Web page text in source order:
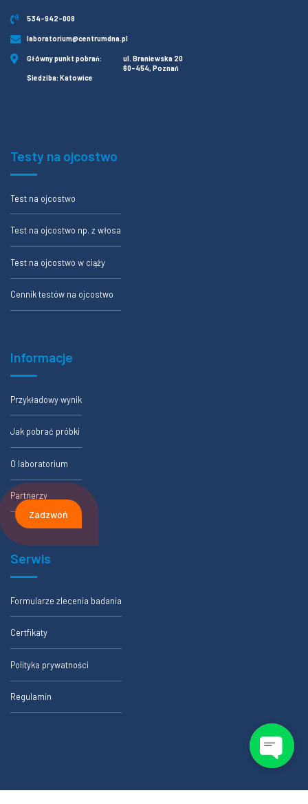
534-942-008
laboratorium@centrumdna.pl
Główny punkt pobrań:
ul. Braniewska 20
60-454, Poznań
Siedziba: Katowice
Testy na ojcostwo
Test na ojcostwo
Test na ojcostwo np. z włosa
Test na ojcostwo w ciąży
Cennik testów na ojcostwo
Informacje
Przykładowy wynik
Jak pobrać próbki
O laboratorium
Partnerzy
Serwis
Formularze zlecenia badania
Certfikaty
Polityka prywatności
Regulamin
Zadzwoń